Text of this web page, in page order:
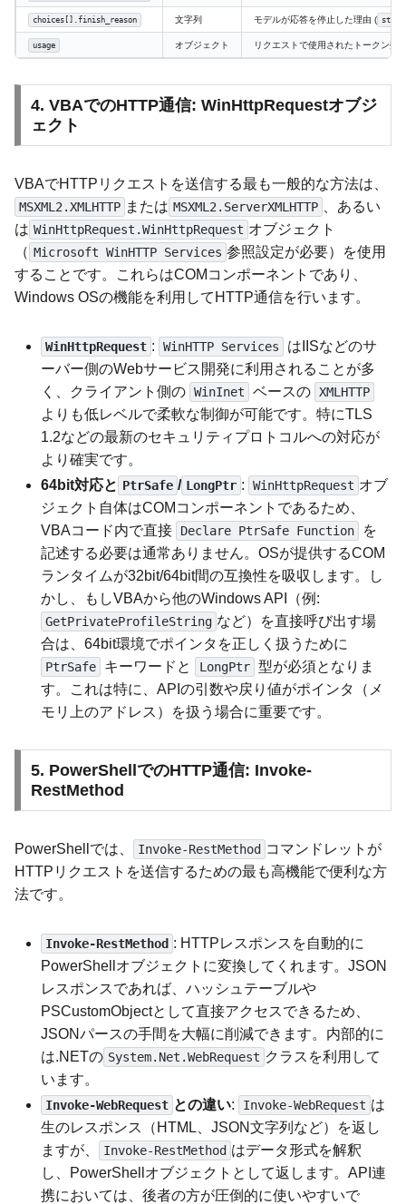
choices[].finish_reason 文字列 モデルが応答を停止した理由 ( stop
usage オブジェクト リクエストで使用されたトークン数 (
4. VBAでのHTTP通信: WinHttpRequestオブジ
ェクト
VBAでHTTPリクエストを送信する最も一般的な方法は、
MSXML2.XMLHTTP または MSXML2.ServerXMLHTTP
、あるい
は WinHttpRequest.WinHttpRequest オブジェクト
（ Microsoft WinHTTP Services 参照設定が必要）を使用
することです。これらはCOMコンポーネントであり、
Windows OSの機能を利用してHTTP通信を行います。
WinHttpRequest : WinHTTP Services
はIISなどのサ
ーバー側のWebサービス開発に利用されることが多
く、クライアント側の WinInet ベースの XMLHTTP
よりも低レベルで柔軟な制御が可能です。特にTLS
1.2などの最新のセキュリティプロトコルへの対応が
より確実です。
64bit対応と PtrSafe / LongPtr : WinHttpRequest オブ
ジェクト自体はCOMコンポーネントであるため、
VBAコード内で直接
Declare PtrSafe Function
を
記述する必要は通常ありません。OSが提供するCOM
ランタイムが32bit/64bit間の互換性を吸収します。し
かし、もしVBAから他のWindows API（例:
GetPrivateProfileString など）を直接呼び出す場
合は、64bit環境でポインタを正しく扱うために
PtrSafe キーワードと LongPtr 型が必須となりま
す。これは特に、APIの引数や戻り値がポインタ（メ
モリ上のアドレス）を扱う場合に重要です。
5. PowerShellでのHTTP通信: Invoke-
RestMethod
PowerShellでは、 Invoke-RestMethod コマンドレットが
HTTPリクエストを送信するための最も高機能で便利な方
法です。
Invoke-RestMethod : HTTPレスポンスを自動的に
PowerShellオブジェクトに変換してくれます。JSON
レスポンスであれば、ハッシュテーブルや
PSCustomObjectとして直接アクセスできるため、
JSONパースの手間を大幅に削減できます。内部的に
は.NETの System.Net.WebRequest クラスを利用して
います。
Invoke-WebRequest との違い: Invoke-WebRequest は
生のレスポンス（HTML、JSON文字列など）を返し
ますが、
Invoke-RestMethod はデータ形式を解釈
し、PowerShellオブジェクトとして返します。API連
携においては、後者の方が圧倒的に使いやすいで